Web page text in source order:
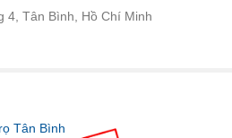
Tân Bình, Hồ Chí Minh
Tân Bình